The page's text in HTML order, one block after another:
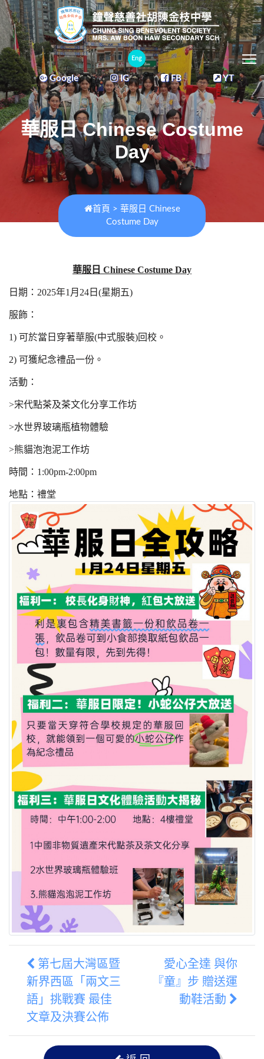
Eng
Google IG FB YT
華服日 Chinese Costume
Day
首頁 > 華服日 Chinese
Costume Day
華服日 Chinese Costume Day
日期： 2025年1 月 24 日 (星期五)
服飾：
1) 可於當日穿著華服(中式服裝)回校。
2) 可獲紀念禮品一份。
活動：
>宋代點茶及茶文化分享工作坊
>水世界玻璃瓶植物體驗
>熊貓泡泡泥工作坊
時間： 1:00pm-2:00pm
地點：禮堂
第七屆大灣區暨
新界西區「兩文三
語」挑戰賽 最佳
文章及決賽公佈
愛心全達 與你
『童』步 贈送運
動鞋活動